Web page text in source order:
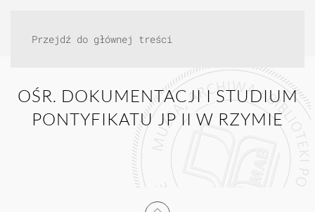
Przejdź do głównej treści
OŚR. DOKUMENTACJI I STUDIUM
PONTYFIKATU JP II W RZYMIE